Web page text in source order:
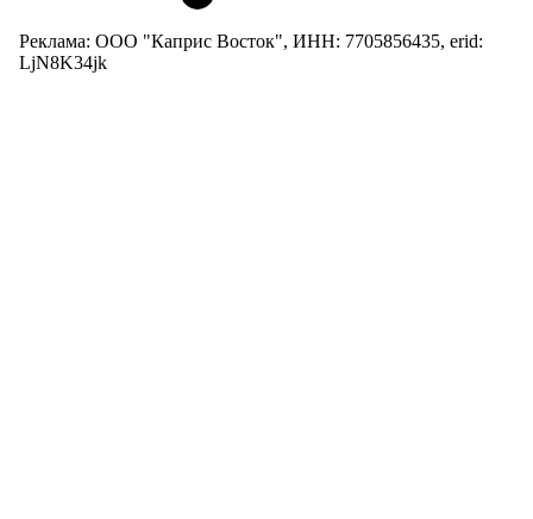
Реклама: ООО "Каприс Восток", ИНН: 7705856435, erid:
LjN8K34jk